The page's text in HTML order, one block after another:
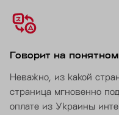
Говорит на
Неважно, из какой
страница мгновенно
оплате из Украины